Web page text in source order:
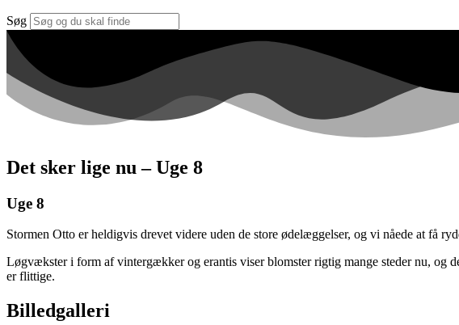
Søg
Det sker lige nu – Uge 8
Uge 8
Stormen Otto er heldigvis drevet videre uden de store ødelæggelser, og vi nåede at få
Løgvækster i form af vintergækker og erantis viser blomster rigtig mange steder nu, og
er flittige.
Billedgalleri